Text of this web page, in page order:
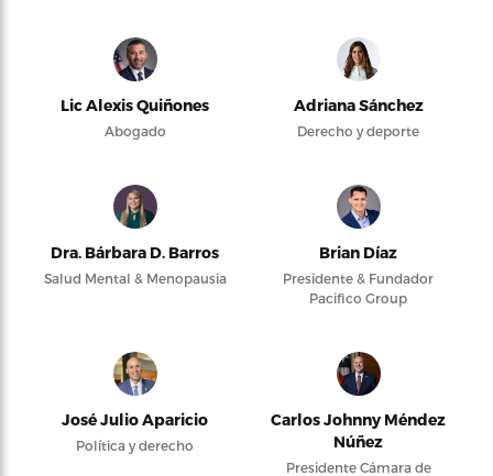
Lic Alexis Quiñones
Abogado
Adriana Sánchez
Derecho y deporte
Dra. Bárbara D. Barros
Salud Mental & Menopausia
Brian Díaz
Presidente & Fundador
Pacifico Group
José Julio Aparicio
Política y derecho
Carlos Johnny Méndez
Núñez
Presidente Cámara de